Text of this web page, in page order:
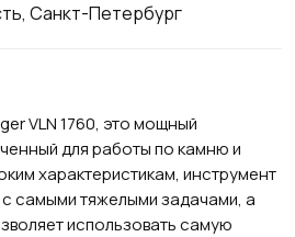
Санкт-Петербург
VLN 1760, это мощный
для работы по камню и
характеристикам, инструмент
самыми тяжелыми задачами, а
использовать самую